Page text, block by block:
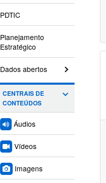
PDTIC
Planejamento
Estratégico
Dados abertos
CENTRAIS DE
CONTEÚDOS
Áudios
Vídeos
Imagens